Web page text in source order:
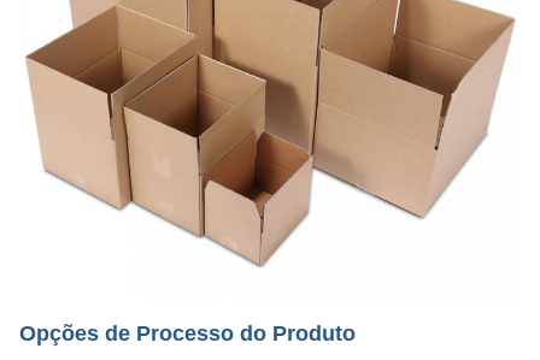
Opções de Processo do Produto